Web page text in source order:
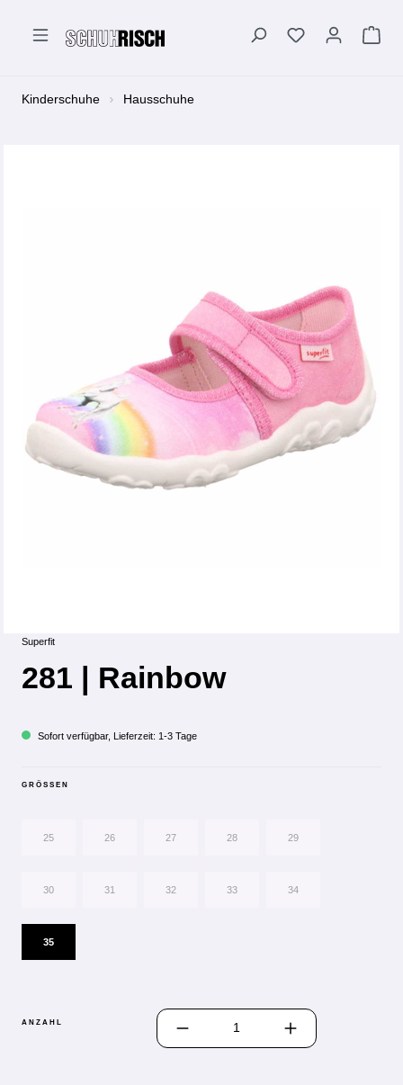
Kinderschuhe Hausschuhe
Superfit
281 | Rainbow
Sofort verfügbar, Lieferzeit: 1-3 Tage
GRÖSSEN
25 26 27 28 29
30 31 32 33 34
35
ANZAHL
PRODUKT ANZAHL: GIB DEN